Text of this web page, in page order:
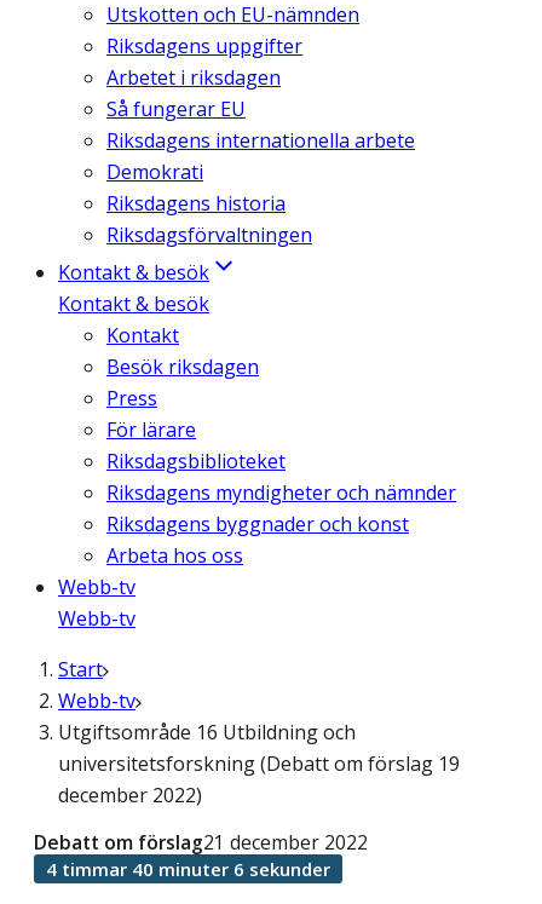
Utskotten och EU-nämnden
Riksdagens uppgifter
Arbetet i riksdagen
Så fungerar EU
Riksdagens internationella arbete
Demokrati
Riksdagens historia
Riksdagsförvaltningen
Kontakt & besök
Kontakt & besök
Kontakt
Besök riksdagen
Press
För lärare
Riksdagsbiblioteket
Riksdagens myndigheter och nämnder
Riksdagens byggnader och konst
Arbeta hos oss
Webb-tv
Webb-tv
Start
Webb-tv
Utgiftsområde 16 Utbildning och
universitetsforskning (Debatt om förslag 19
december 2022)
Debatt om förslag21 december 2022
4 timmar 40 minuter 6 sekunder